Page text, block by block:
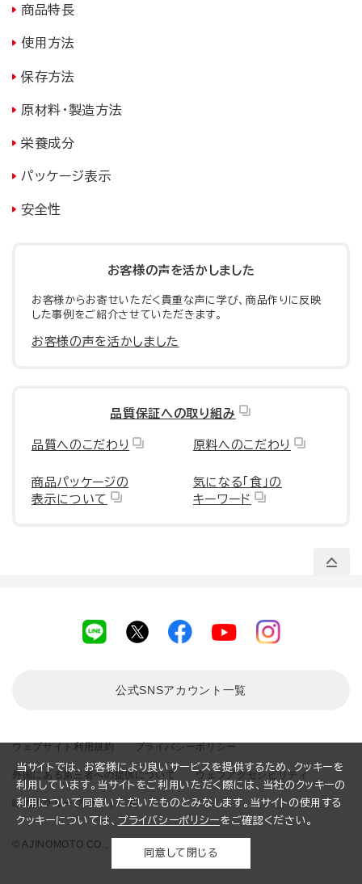
商品特長
使用方法
保存方法
原材料・製造方法
栄養成分
パッケージ表示
安全性
お客様の声を活かしました
お客様からお寄せいただく貴重な声に学び、商品作りに反映
した事例をご紹介させていただきます。
お客様の声を活かしました
品質保証への取り組み
品質へのこだわり 原料へのこだわり
商品パッケージの
表示について
気になる「食」の
キーワード
ウェブサイト利用規約 プライバシーポリシー
外国にある第三者への提供について ウェブアクセシビリティ
味の素グループ サイト一覧
© AJINOMOTO CO., INC. All rights reserved.
公式SNSアカウント 一覧
当サイトでは、お客様により良いサービスを提供するため、クッキーを
利用しています。当サイトをご利用いただく際には、当社のクッキーの
利用について同意いただいたものとみなします。当サイトの使用する
クッキーについては、 プライバシーポリシーをご確認ください。
同意して閉じる